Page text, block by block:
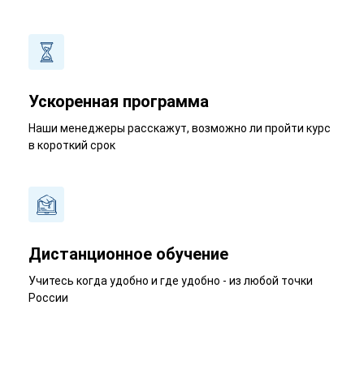
Ускоренная программа
Наши менеджеры расскажут, возможно ли пройти курс
в короткий срок
Дистанционное обучение
Учитесь когда удобно и где удобно - из любой точки
России